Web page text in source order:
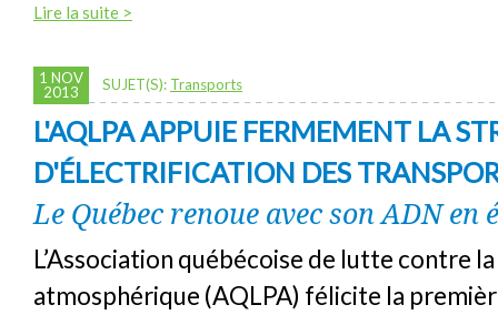
Lire la suite >
1 NOV
2013
SUJET(S): Transports
L'AQLPA APPUIE FERMEMENT LA
D'ÉLECTRIFICATION DES
Le Québec renoue avec son ADN en
L’Association québécoise de lutte contre
atmosphérique (AQLPA) félicite la